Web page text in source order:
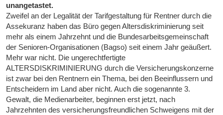
unangetastet.
Zweifel an der Legalität der Tarifgestaltung für Rentner durch die
Assekuranz haben das Büro gegen Altersdiskriminierung seit
mehr als einem Jahrzehnt und die Bundesarbeitsgemeinschaft
der Senioren-Organisationen (Bagso) seit einem Jahr geäußert.
Mehr war nicht. Die ungerechtfertigte
ALTERSDISKRIMINIERUNG durch die Versicherungskonzerne
ist zwar bei den Rentnern ein Thema, bei den Beeinflussern und
Entscheidern im Land aber nicht. Auch die sogenannte 3.
Gewalt, die Medienarbeiter, beginnen erst jetzt, nach
Jahrzehnten des versicherungsfreundlichen Schweigens mit der